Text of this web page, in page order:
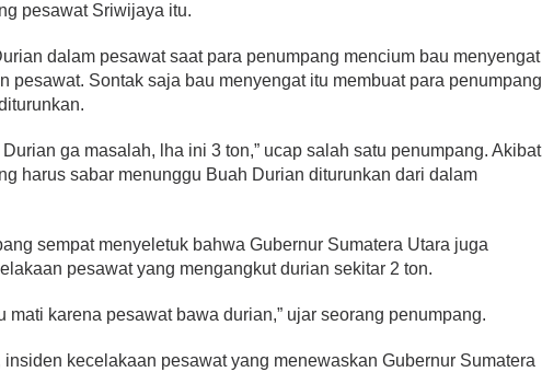
pesawat Sriwijaya itu.
dalam pesawat saat para penumpang mencium bau menyengat
pesawat. Sontak saja bau menyengat itu membuat para penumpang
ga masalah, lha ini 3 ton,” ucap salah satu penumpang. Akibat
harus sabar menunggu Buah Durian diturunkan dari dalam
sempat menyeletuk bahwa Gubernur Sumatera Utara juga
pesawat yang mengangkut durian sekitar 2 ton.
mati karena pesawat bawa durian,” ujar seorang penumpang.
kecelakaan pesawat yang menewaskan Gubernur Sumatera